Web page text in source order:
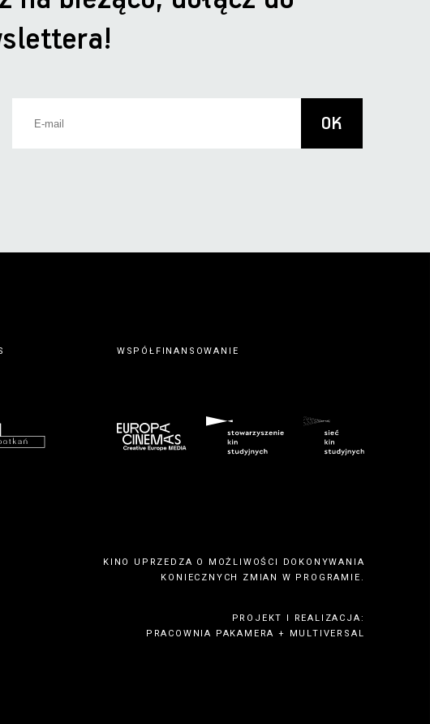
WSPÓŁFINANSOWANIE
KINO UPRZEDZA O MOŻLIWOŚCI DOKONYWANIA
KONIECZNYCH ZMIAN W PROGRAMIE.
PROJEKT I REALIZACJA:
PRACOWNIA PAKAMERA + MULTIVERSAL